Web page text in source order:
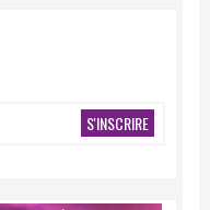
S'INSCRIRE